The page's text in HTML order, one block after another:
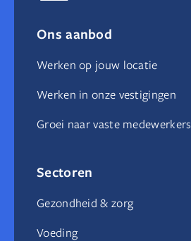
Ons aanbod
Werken op jouw locatie
Werken in onze vestigingen
Groei naar vaste medewerkers
Sectoren
Gezondheid & zorg
Voeding